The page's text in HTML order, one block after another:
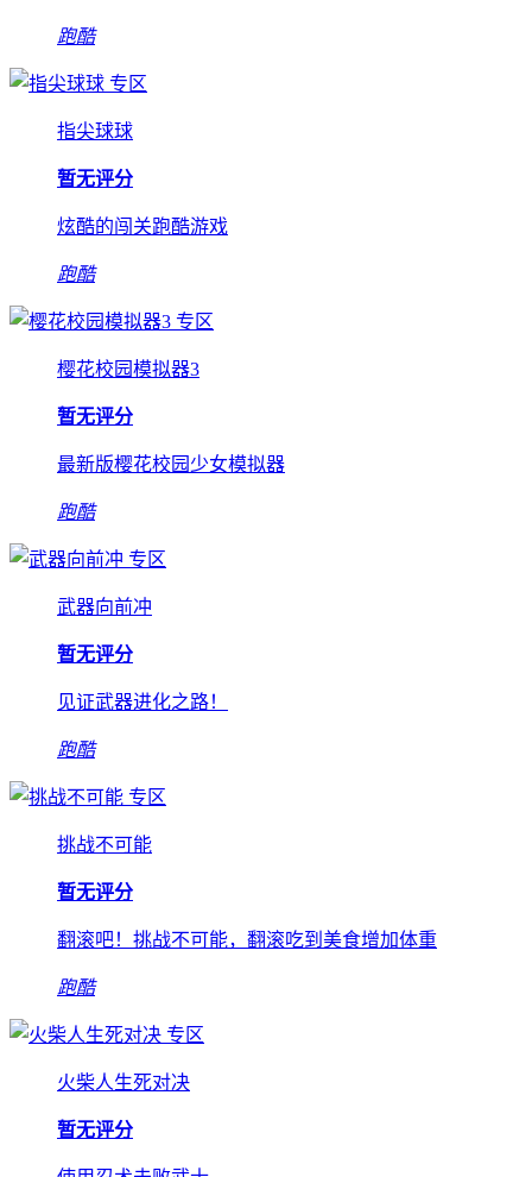
跑酷
专区
指尖球球
暂无评分
炫酷的闯关跑酷游戏
跑酷
专区
樱花校园模拟器3
暂无评分
最新版樱花校园少女模拟器
跑酷
专区
武器向前冲
暂无评分
见证武器进化之路！
跑酷
专区
挑战不可能
暂无评分
翻滚吧！挑战不可能，翻滚吃到美食增加体重
跑酷
专区
火柴人生死对决
暂无评分